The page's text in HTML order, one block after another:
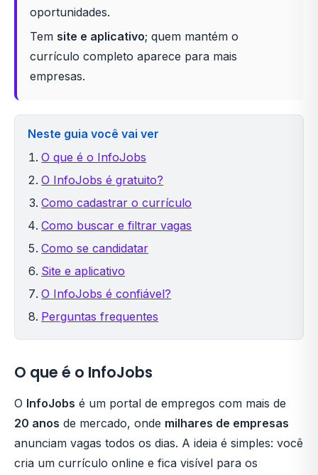
oportunidades.
Tem site e aplicativo; quem mantém o
currículo completo aparece para mais
empresas.
Neste guia você vai ver
O que é o InfoJobs
O InfoJobs é gratuito?
Como cadastrar o currículo
Como buscar e filtrar vagas
Como se candidatar
Site e aplicativo
O InfoJobs é confiável?
Perguntas frequentes
O que é o InfoJobs
O InfoJobs é um portal de empregos com mais de
20 anos de mercado, onde milhares de empresas
anunciam vagas todos os dias. A ideia é simples: você
cria um currículo online e fica visível para os